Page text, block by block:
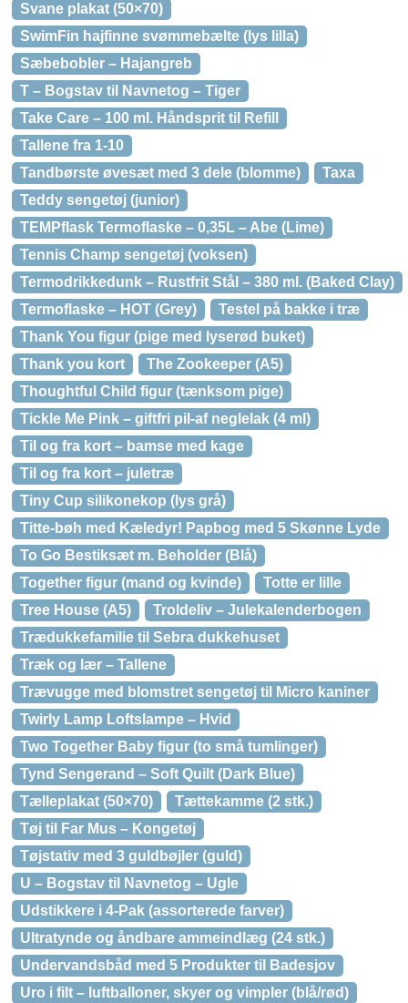
Svane plakat (50×70)
SwimFin hajfinne svømmebælte (lys lilla)
Sæbebobler – Hajangreb
T – Bogstav til Navnetog – Tiger
Take Care – 100 ml. Håndsprit til Refill
Tallene fra 1-10
Tandbørste øvesæt med 3 dele (blomme)
Taxa
Teddy sengetøj (junior)
TEMPflask Termoflaske – 0,35L – Abe (Lime)
Tennis Champ sengetøj (voksen)
Termodrikkedunk – Rustfrit Stål – 380 ml. (Baked Clay)
Termoflaske – HOT (Grey)
Testel på bakke i træ
Thank You figur (pige med lyserød buket)
Thank you kort
The Zookeeper (A5)
Thoughtful Child figur (tænksom pige)
Tickle Me Pink – giftfri pil-af neglelak (4 ml)
Til og fra kort – bamse med kage
Til og fra kort – juletræ
Tiny Cup silikonekop (lys grå)
Titte-bøh med Kæledyr! Papbog med 5 Skønne Lyde
To Go Bestiksæt m. Beholder (Blå)
Together figur (mand og kvinde)
Totte er lille
Tree House (A5)
Troldeliv – Julekalenderbogen
Trædukkefamilie til Sebra dukkehuset
Træk og lær – Tallene
Trævugge med blomstret sengetøj til Micro kaniner
Twirly Lamp Loftslampe – Hvid
Two Together Baby figur (to små tumlinger)
Tynd Sengerand – Soft Quilt (Dark Blue)
Tælleplakat (50×70)
Tættekamme (2 stk.)
Tøj til Far Mus – Kongetøj
Tøjstativ med 3 guldbøjler (guld)
U – Bogstav til Navnetog – Ugle
Udstikkere i 4-Pak (assorterede farver)
Ultratynde og åndbare ammeindlæg (24 stk.)
Undervandsbåd med 5 Produkter til Badesjov
Uro i filt – luftballoner, skyer og vimpler (blå/rød)